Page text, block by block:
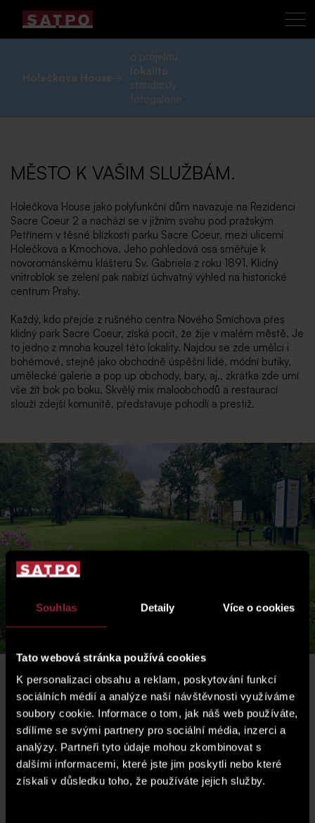
Souhlas Detaily Více o cookies
Tato webová stránka používá cookies
K personalizaci obsahu a reklam, poskytování funkcí
sociálních médií a analýze naší návštěvnosti využíváme
soubory cookie. Informace o tom, jak náš web používáte,
sdílíme se svými partnery pro sociální média, inzerci a
analýzy. Partneři tyto údaje mohou zkombinovat s
dalšími informacemi, které jste jim poskytli nebo které
získali v důsledku toho, že používáte jejich služby.
Holečkova House
o projektu
lokalita
standardy
fotogalerie
MĚSTO K VAŠIM SLUŽBÁM.
Holečkova House jako polyfunkční dům navazuje na Rezidenci
Sacre Coeur 2 a nachází se v jižním svahu pod pražským
Petřínem v těsné blízkosti parku Sacre Coeur, mezi ulicemi
Holečkova a Kmochova. Jeho pohledová osa směřuje k
novorománskému klášteru Sv. Gabriela z roku 1891. Klidný
vnitroblok se zelení pak nabízí úchvatný výhled na historické
centrum Prahy.
Každý, kdo přejde z rušného centra Nového Smíchova přes
klidný park Sacre Coeur, získá pocit, že žije v malém městě. Je
to jedno z mnoha kouzel této lokality. Najdou se zde umělci i
bohémové, stejně jako obchodně úspěšní lidé, módní butiky,
umělecké galerie a pop up obchody, bary, aj., zkrátka zde umí
vše žít bok po boku. Skvělý mix maloobchodů a restaurací
slouží zdejší komunitě, představuje pohodlí a prestiž.
LOKALITA